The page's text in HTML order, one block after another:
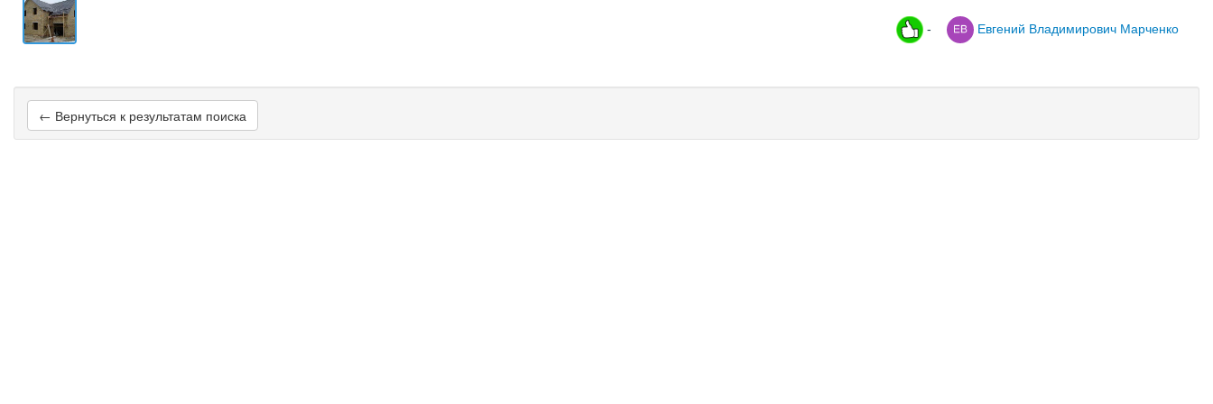
- Евгений Владимирович Марченко
← Вернуться к результатам поиска